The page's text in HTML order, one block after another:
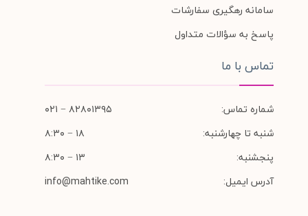
سامانه رهگیری سفارشات
پاسخ به سؤالات متداول
تماس با ما
شماره تماس:
۸۲۸۰۱۳۹۵ − ۰۲۱
شنبه تا چهارشنبه:
۱۸ − ۸:۳۰
پنجشنبه:
۱۳ − ۸:۳۰
آدرس ایمیل:
info@mahtike.com